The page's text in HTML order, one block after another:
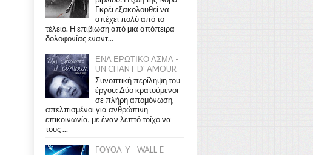
Γκρέι εξακολουθεί να
απέχει πολύ από το
τέλειο. Η επιβίωση από μια απόπειρα
δολοφονίας εναντ...
ΕΝΑ ΕΡΩΤΙΚΟ ΑΣΜΑ -
UN CHANT D' AMOUR
Συνοπτική περίληψη του
έργου: Δύο κρατούμενοι
σε πλήρη απομόνωση,
απελπισμένοι για ανθρώπινη
επικοινωνία, με έναν λεπτό τοίχο να
τους ...
ΓΟΥΟΛ-Υ - WALL-E